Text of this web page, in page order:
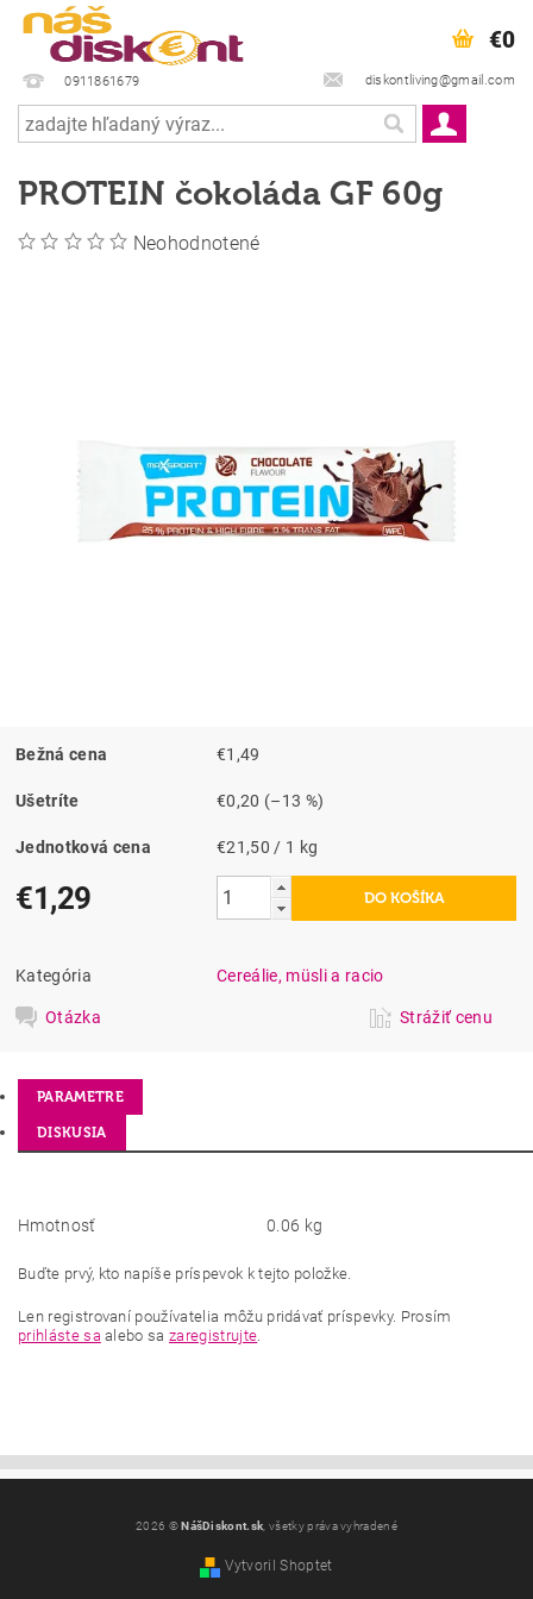
0911861679 diskontliving@gmail.com
€0
PROTEIN čokoláda GF 60g
Neohodnotené
Bežná cena €1,49
Ušetríte €0,20 (–13 %)
Jednotková cena €21,50 / 1 kg
€1,29
Kategória Cereálie, müsli a racio
Otázka Strážiť cenu
PARAMETRE
DISKUSIA
Hmotnosť 0.06 kg
Buďte prvý, kto napíše príspevok k tejto položke.
Len registrovaní používatelia môžu pridávať príspevky. Prosím
prihláste sa alebo sazaregistrujte.
2026 ©NášDiskont.sk , všetky práva vyhradené
Vytvoril Shoptet